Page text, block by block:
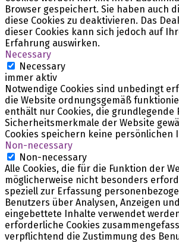
Browser gespeichert. Sie haben auch
diese Cookies zu deaktivieren. Das
dieser Cookies kann sich jedoch auf
Erfahrung auswirken.
Necessary
Necessary
immer aktiv
Notwendige Cookies sind unbedingt
die Website ordnungsgemäß
enthält nur Cookies, die grundlegende
Sicherheitsmerkmale der Website
Cookies speichern keine persönlichen
Non-necessary
Non-necessary
Alle Cookies, die für die Funktion der
möglicherweise nicht besonders
speziell zur Erfassung
Benutzers über Analysen, Anzeigen
eingebettete Inhalte verwendet
erforderliche Cookies
verpflichtend die Zustimmung des